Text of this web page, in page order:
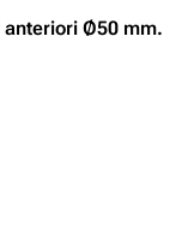
Ø50 mm.